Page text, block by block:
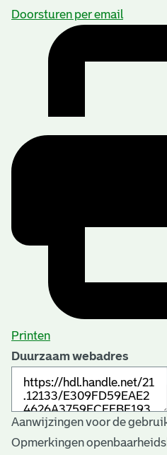
Doorsturen per email
Printen
Duurzaam webadres
Aanwijzingen voor de
Opmerkingen